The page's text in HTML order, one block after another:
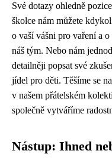
Své dotazy ohledně
školce nám můžete
o vaší vášni pro vaření a
náš tým. Nebo nám
detailněji popsat své
jídel pro děti. Těšíme se
v našem přátelském
společně vytváříme
Nástup: Ihned